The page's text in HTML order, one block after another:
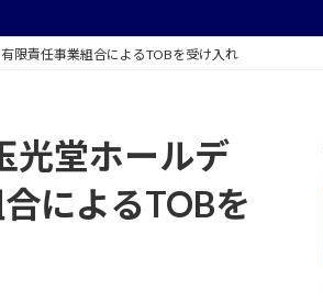
限責任事業組合によるTOBを受け入れ
光堂ホールデ
によるTOBを